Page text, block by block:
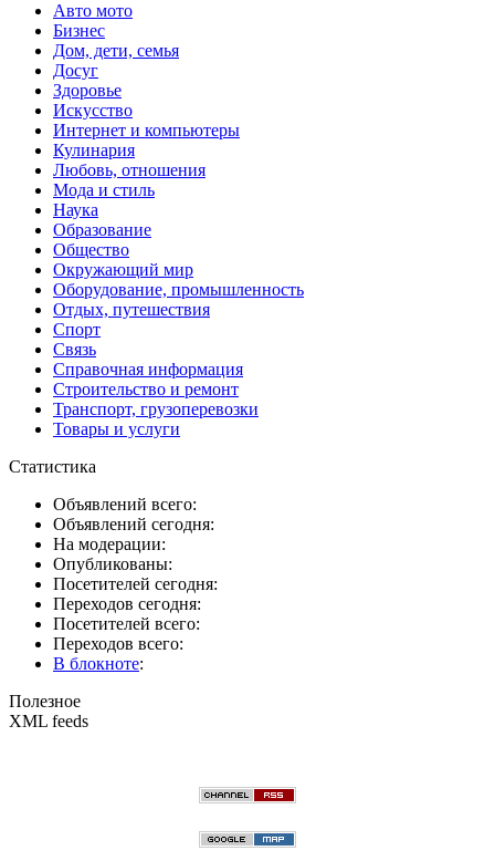
Авто мото
Бизнес
Дом, дети, семья
Досуг
Здоровье
Искусство
Интернет и компьютеры
Кулинария
Любовь, отношения
Мода и стиль
Наука
Образование
Общество
Окружающий мир
Оборудование, промышленность
Отдых, путешествия
Спорт
Связь
Справочная информация
Строительство и ремонт
Транспорт, грузоперевозки
Товары и услуги
Статистика
Объявлений всего:
Объявлений сегодня:
На модерации:
Опубликованы:
Посетителей сегодня:
Переходов сегодня:
Посетителей всего:
Переходов всего:
В блокноте:
Полезное
XML feeds